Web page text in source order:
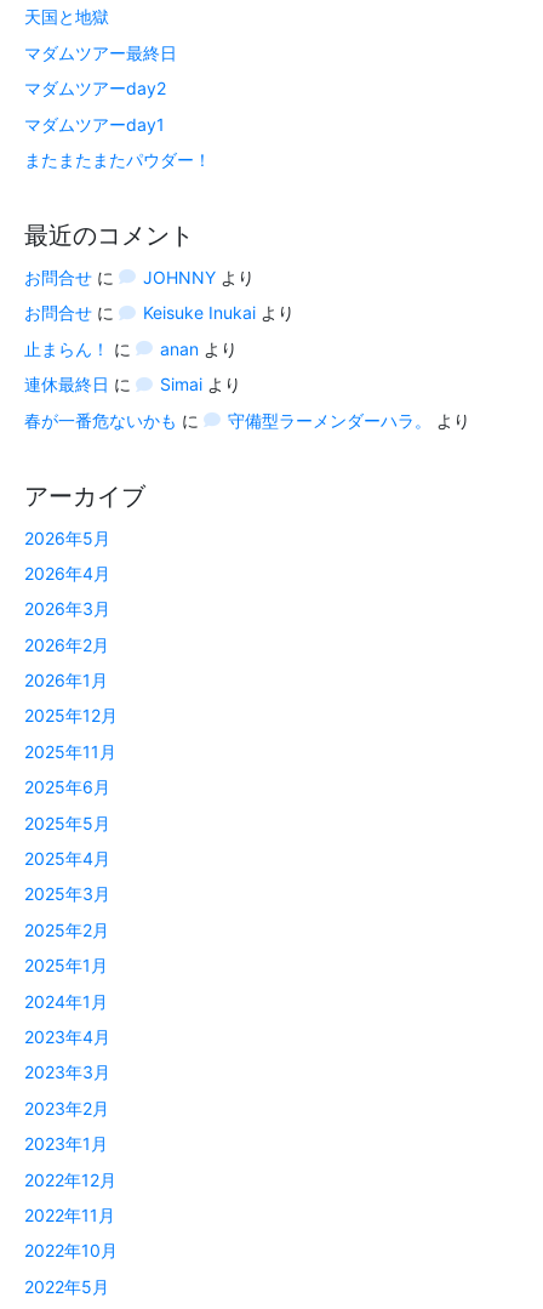
天国と地獄
マダムツアー最終日
マダムツアーday2
マダムツアーday1
またまたまたパウダー！
最近のコメント
お問合せ に JOHNNYより
お問合せ に Keisuke Inukaiより
止まらん！
に ananより
連休最終日 に Simaiより
春が一番危ないかも に 守備型ラーメンダーハラ。 より
アーカイブ
2026年5月
2026年4月
2026年3月
2026年2月
2026年1月
2025年12月
2025年11月
2025年6月
2025年5月
2025年4月
2025年3月
2025年2月
2025年1月
2024年1月
2023年4月
2023年3月
2023年2月
2023年1月
2022年12月
2022年11月
2022年10月
2022年5月